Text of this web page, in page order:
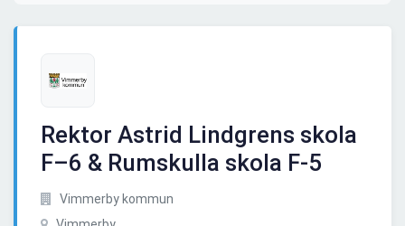
Rektor Astrid Lindgrens skola
F–6 & Rumskulla skola F-5
Vimmerby kommun